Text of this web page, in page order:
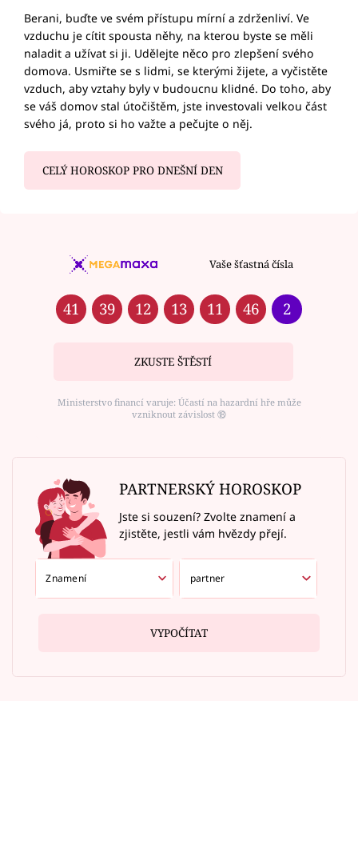
Berani, buďte ve svém přístupu mírní a zdrženliví. Ve
vzduchu je cítit spousta něhy, na kterou byste se měli
naladit a užívat si ji. Udělejte něco pro zlepšení svého
domova. Usmiřte se s lidmi, se kterými žijete, a vyčistěte
vzduch, aby vztahy byly v budoucnu klidné. Do toho, aby
se váš domov stal útočištěm, jste investovali velkou část
svého já, proto si ho važte a pečujte o něj.
CELÝ HOROSKOP PRO DNEŠNÍ DEN
Vaše šťastná čísla
41 39 12 13 11 46 2
ZKUSTE ŠTĚSTÍ
Ministerstvo financí varuje: Účastí na hazardní hře může
vzniknout závislost ⑱
PARTNERSKÝ HOROSKOP
Jste si souzení? Zvolte znamení a
zjistěte, jestli vám hvězdy přejí.
VYPOČÍTAT